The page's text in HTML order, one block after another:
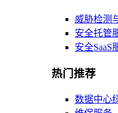
威胁检测
安全托管
安全SaaS
热门推荐
数据中心